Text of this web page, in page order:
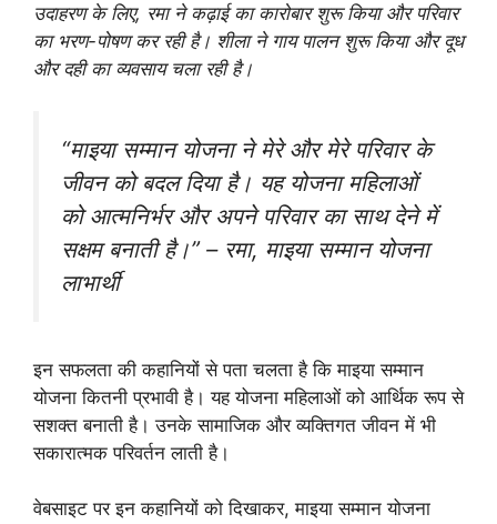
उदाहरण के लिए, रमा ने कढ़ाई का कारोबार शुरू किया और परिवार
का भरण-पोषण कर रही है। शीला ने गाय पालन शुरू किया और दूध
और दही का व्यवसाय चला रही है।
“माइया सम्मान योजना ने मेरे और मेरे परिवार के
जीवन को बदल दिया है। यह योजना महिलाओं
को आत्मनिर्भर और अपने परिवार का साथ देने में
सक्षम बनाती है।” – रमा, माइया सम्मान योजना
लाभार्थी
इन सफलता की कहानियों से पता चलता है कि माइया सम्मान
योजना कितनी प्रभावी है। यह योजना महिलाओं को आर्थिक रूप से
सशक्त बनाती है। उनके सामाजिक और व्यक्तिगत जीवन में भी
सकारात्मक परिवर्तन लाती है।
वेबसाइट पर इन कहानियों को दिखाकर, माइया सम्मान योजना